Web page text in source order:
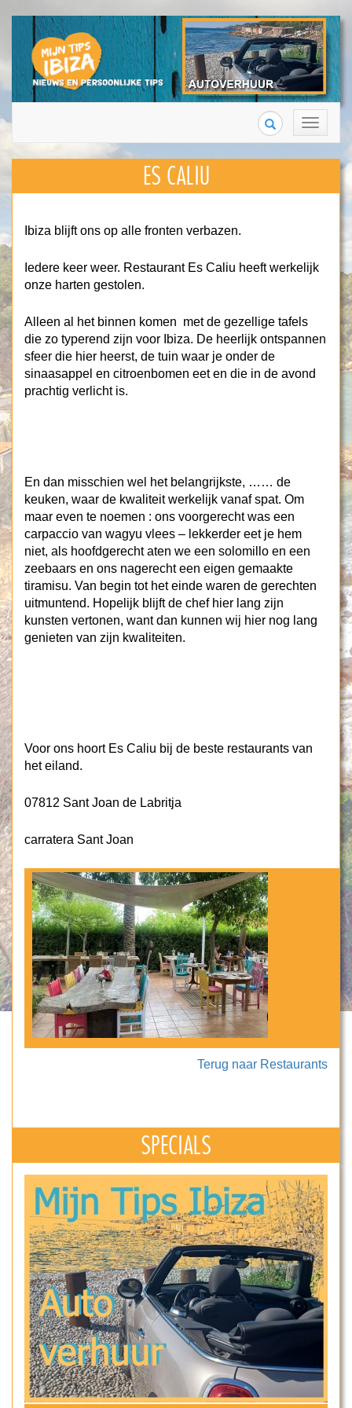
Toggle
navigation
Search
ES CALIU
Ibiza blijft ons op alle fronten verbazen.
Iedere keer weer. Restaurant Es Caliu heeft werkelijk
onze harten gestolen.
Alleen al het binnen komen met de gezellige tafels
die zo typerend zijn voor Ibiza. De heerlijk ontspannen
sfeer die hier heerst, de tuin waar je onder de
sinaasappel en citroenbomen eet en die in de avond
prachtig verlicht is.
En dan misschien wel het belangrijkste, …… de
keuken, waar de kwaliteit werkelijk vanaf spat. Om
maar even te noemen : ons voorgerecht was een
carpaccio van wagyu vlees – lekkerder eet je hem
niet, als hoofdgerecht aten we een solomillo en een
zeebaars en ons nagerecht een eigen gemaakte
tiramisu. Van begin tot het einde waren de gerechten
uitmuntend. Hopelijk blijft de chef hier lang zijn
kunsten vertonen, want dan kunnen wij hier nog lang
genieten van zijn kwaliteiten.
Voor ons hoort Es Caliu bij de beste restaurants van
het eiland.
07812 Sant Joan de Labritja
carratera Sant Joan
Terug naar Restaurants
SPECIALS